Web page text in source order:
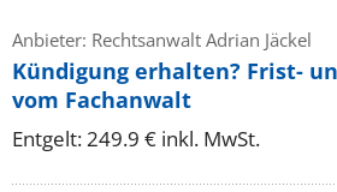
Anbieter: Rechtsanwalt Adrian Jäckel
Kündigung erhalten? Frist-
vom Fachanwalt
Entgelt: 249.9 € inkl. MwSt.